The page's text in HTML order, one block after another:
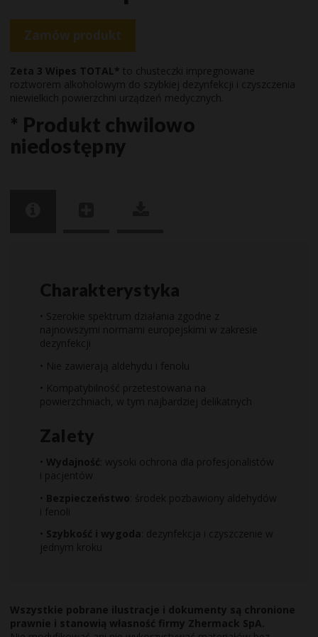
Zamów produkt
Zeta 3 Wipes TOTAL* to chusteczki impregnowane
roztworem alkoholowym do szybkiej dezynfekcji i czyszczenia
niewielkich powierzchni urządzeń medycznych.
* Produkt chwilowo
niedostępny
Charakterystyka
• Szerokie spektrum działania zgodne z
najnowszymi normami europejskimi w zakresie
dezynfekcji
• Nie zawierają aldehydu i fenolu
• Kompatybilność przetestowana na
powierzchniach, w tym najbardziej delikatnych
Zalety
• Wydajność : wysoki ochrona dla profesjonalistów
i pacjentów
• Bezpieczeństwo : środek pozbawiony aldehydów
i fenoli
• Szybkość i wygoda : dezynfekcja i czyszczenie w
jednym kroku
Wszystkie pobrane ilustracje i dokumenty są chronione
prawnie i stanowią własność firmy Zhermack SpA.